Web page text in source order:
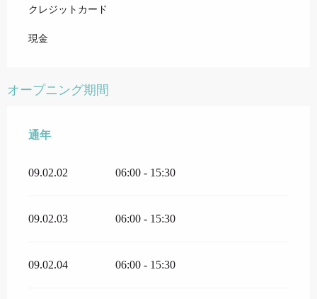
クレジットカード
現金
オープニング期間
通年
通年
09.02.02 06:00 - 15:30
09.02.03 06:00 - 15:30
09.02.04 06:00 - 15:30